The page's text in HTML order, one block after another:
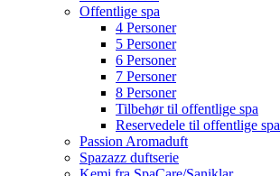
Offentlige spa
4 Personer
5 Personer
6 Personer
7 Personer
8 Personer
Tilbehør til offentlige spa
Reservedele til offentlige spa
Passion Aromaduft
Spazazz duftserie